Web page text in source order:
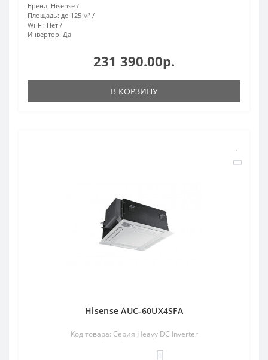
Бренд: Hisense
Площадь: до 125 м²
Wi-Fi: Нет
Инвертор: Да
231 390.00р.
В КОРЗИНУ
Hisense AUC-60UX4SFA
Код товара: Серия Heavy DC Inverter